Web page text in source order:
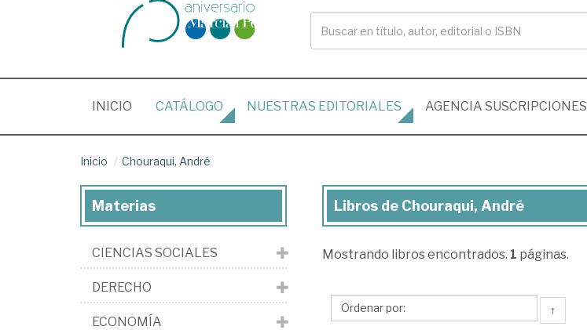
INICIO (CURRENT)
CATÁLOGO NUESTRAS EDITORIALES AGENCIA SUSCRIPCIONES
Inicio Chouraqui, André
Libros
Chouraqui,
Libros de Chouraqui, André
Mostrando libros encontrados. 1 páginas.
↑
Materias
CIENCIAS SOCIALES
DERECHO
ECONOMÍA